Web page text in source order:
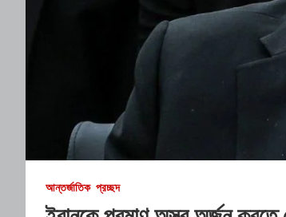
আন্তর্জাতিক প্রচ্ছদ